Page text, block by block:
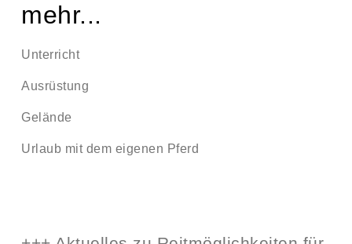
mehr...
Unterricht
Ausrüstung
Gelände
Urlaub mit dem eigenen Pferd